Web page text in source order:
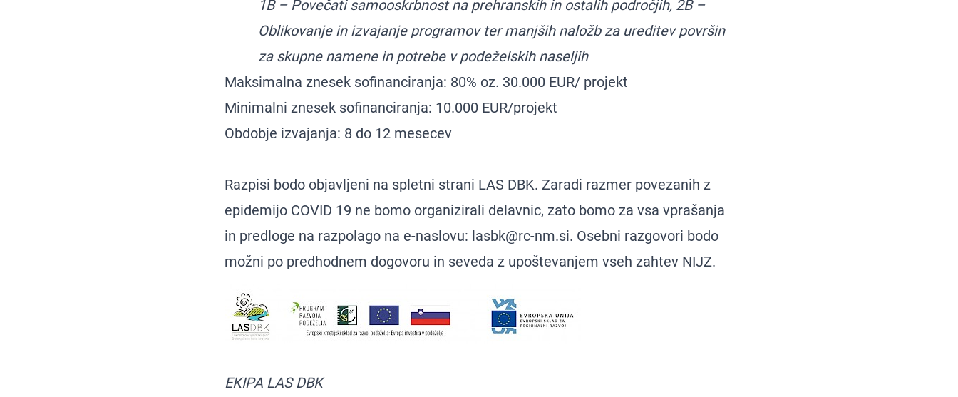
1B – Povečati samooskrbnost na prehranskih in ostalih področjih, 2B –
Oblikovanje in izvajanje programov ter manjših naložb za ureditev površin
za skupne namene in potrebe v podeželskih naseljih
Maksimalna znesek sofinanciranja: 80% oz. 30.000 EUR/ projekt
Minimalni znesek sofinanciranja: 10.000 EUR/projekt
Obdobje izvajanja: 8 do 12 mesecev
Razpisi bodo objavljeni na spletni strani LAS DBK. Zaradi razmer povezanih z
epidemijo COVID 19 ne bomo organizirali delavnic, zato bomo za vsa vprašanja
in predloge na razpolago na e-naslovu: lasbk@rc-nm.si. Osebni razgovori bodo
možni po predhodnem dogovoru in seveda z upoštevanjem vseh zahtev NIJZ.
EKIPA LAS DBK